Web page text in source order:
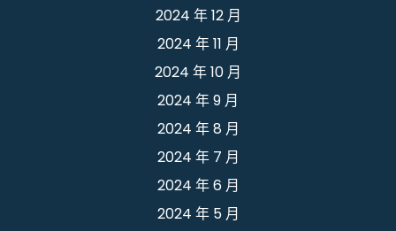
2024 年 12 月
2024 年 11 月
2024 年 10 月
2024 年 9 月
2024 年 8 月
2024 年 7 月
2024 年 6 月
2024 年 5 月